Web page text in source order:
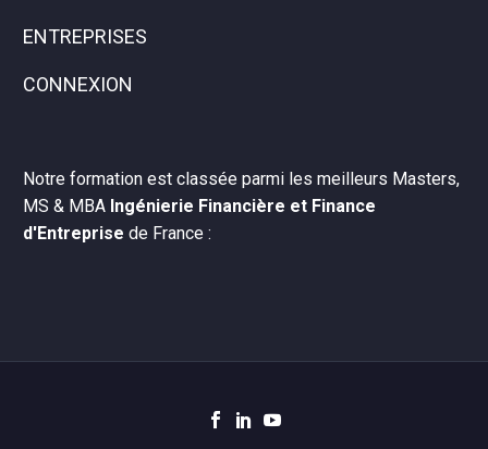
ENTREPRISES
CONNEXION
Notre formation est classée parmi les meilleurs Masters,
MS & MBA Ingénierie Financière et Finance
d'Entreprise de France :